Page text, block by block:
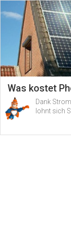
Was kostet
Dank
lohnt sich